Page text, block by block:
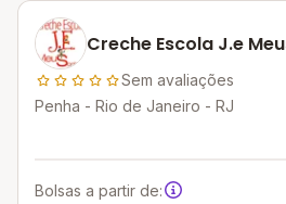
Creche Escola J.e
Sem avaliações
Penha - Rio de Janeiro - RJ
Bolsas a partir de: